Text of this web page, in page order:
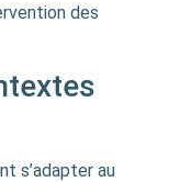
des
s’adapter au